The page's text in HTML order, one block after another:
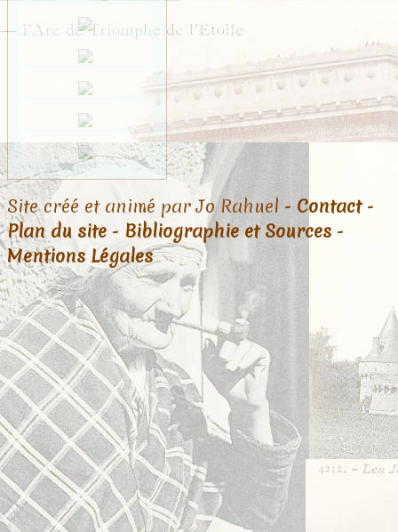
Site créé et animé par Jo Rahuel - Contact-
Plan du site - Bibliographie et Sources -
Mentions Légales